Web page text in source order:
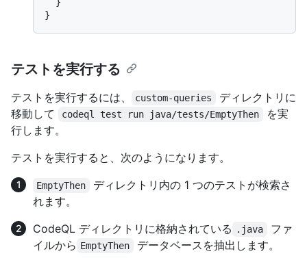
テストを実行する
テストを実行するには、 custom-queries
ディレクトリに
移動して
codeql test run java/tests/EmptyThen
を実
行します。
テストを実行すると、次のようになります。
EmptyThen
ディレクトリ内の 1 つのテストが検索さ
れます。
CodeQL ディレクトリに格納されている
.java
ファ
イルから EmptyThen データベースを抽出します。